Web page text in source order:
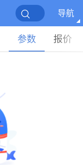
导航
参数 报价